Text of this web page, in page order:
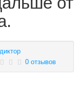
0 отзывов